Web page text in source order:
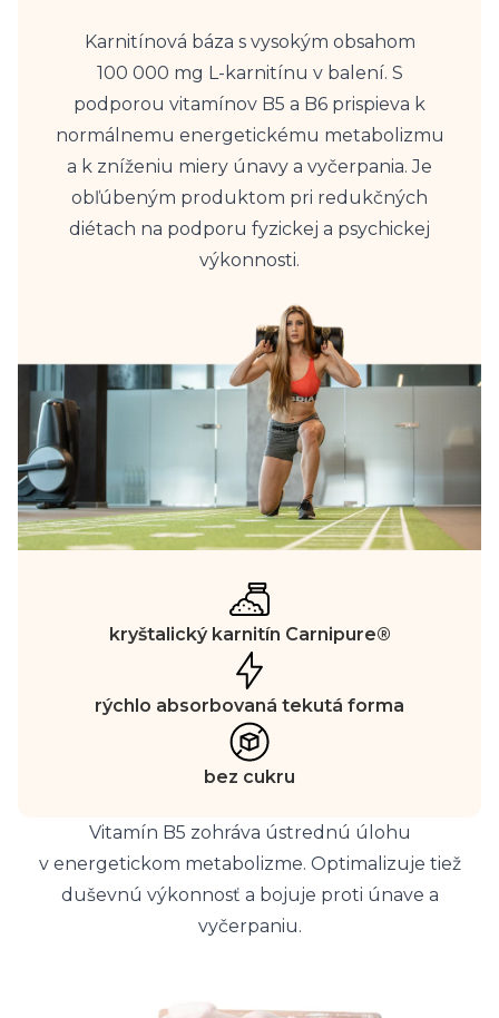
Karnitínová báza s vysokým obsahom
100 000 mg L-karnitínu v balení. S
podporou vitamínov B5 a B6 prispieva k
normálnemu energetickému metabolizmu
a k zníženiu miery únavy a vyčerpania. Je
obľúbeným produktom pri redukčných
diétach na podporu fyzickej a psychickej
výkonnosti.
kryštalický karnitín Carnipure®
rýchlo absorbovaná tekutá forma
bez cukru
Vitamín B5 zohráva ústrednú úlohu
v energetickom metabolizme. Optimalizuje tiež
duševnú výkonnosť a bojuje proti únave a
vyčerpaniu.